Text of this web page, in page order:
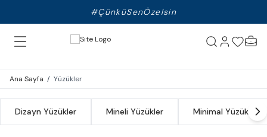
#ÇünküSenÖzelsin
Ana Sayfa / Yüzükler
Dizayn Yüzükler Mineli Yüzükler Minimal Yüzükler